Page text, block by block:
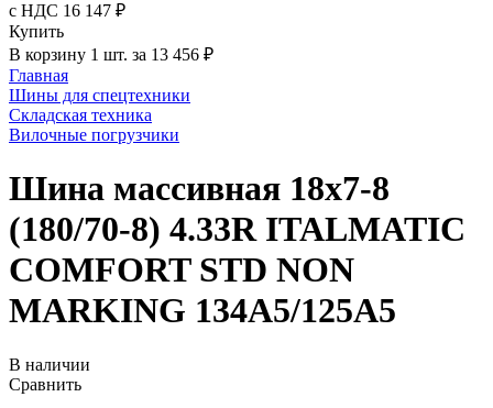
с НДС 16 147 ₽
Купить
В корзину 1 шт. за 13 456 ₽
Главная
Шины для спецтехники
Складская техника
Вилочные погрузчики
Шина массивная 18x7-8
(180/70-8) 4.33R ITALMATIC
COMFORT STD NON
MARKING 134A5/125A5
В наличии
Сравнить